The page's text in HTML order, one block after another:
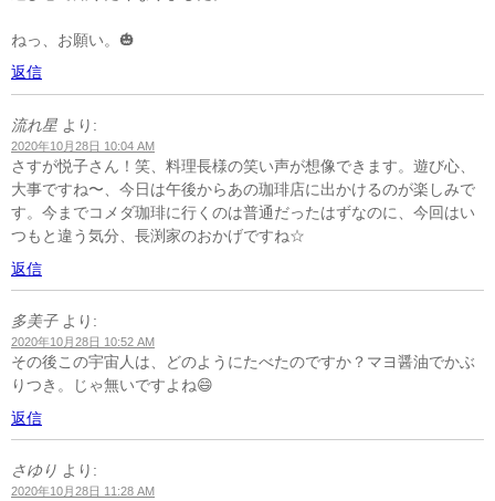
ねっ、お願い。🎃
返信
流れ星 より:
2020年10月28日 10:04 AM
さすが悦子さん！笑、料理長様の笑い声が想像できます。遊び心、
大事ですね〜、今日は午後からあの珈琲店に出かけるのが楽しみで
す。今までコメダ珈琲に行くのは普通だったはずなのに、今回はい
つもと違う気分、長渕家のおかげですね☆
返信
多美子 より:
2020年10月28日 10:52 AM
その後この宇宙人は、どのようにたべたのですか？マヨ醤油でかぶ
りつき。じゃ無いですよね😄
返信
さゆり より:
2020年10月28日 11:28 AM